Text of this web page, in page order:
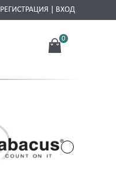
РЕГИСТРАЦИЯ | ВХОД
0